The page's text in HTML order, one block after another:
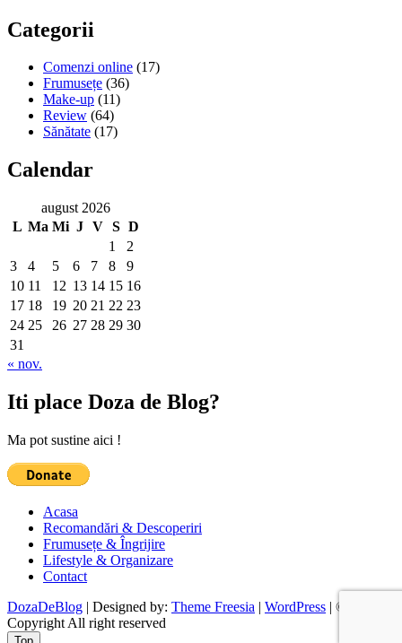
Categorii
Comenzi online (17)
Frumusețe (36)
Make-up (11)
Review (64)
Sănătate (17)
Calendar
august 2026
L Ma Mi J V S D
1
2
3
4 5 6 7 8
9
10 11 12 13 14 15 16
17 18 19 20 21 22 23
24 25 26 27 28 29 30
31
« nov.
Iti place Doza de Blog?
Ma pot sustine aici !
Acasa
Recomandări & Descoperiri
Frumusețe & Îngrijire
Lifestyle & Organizare
Contact
DozaDeBlog | Designed by: Theme Freesia | WordPress | ©
Copyright All right reserved